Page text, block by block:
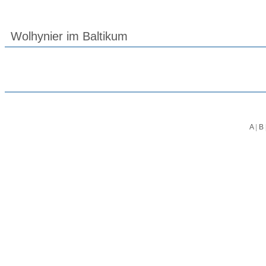
Wolhynier im Baltikum
A| B